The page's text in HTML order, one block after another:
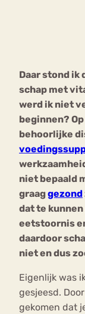
Daar stond ik
schap met
werd ik niet
beginnen?
behoorlijke
niet bepaald
graaggezond
dat te
eetstoornis
daardoor
niet en dus
Eigenlijk was
gesjeesd.
gekomen dat
osa
Eetbuien
Orthorexia